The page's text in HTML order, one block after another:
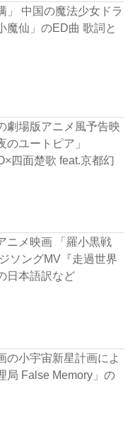
」 中国の魔法少女ドラ
魔仙」のED曲 歌詞と
劇場版アニメ風予告映
のユートピア」
四面楚歌 feat.京都幻
ニメ映画 「羅小黒戦
ソングMV『走過世界
日本語訳など
の小宇宙新星計画によ
局 False Memory」の